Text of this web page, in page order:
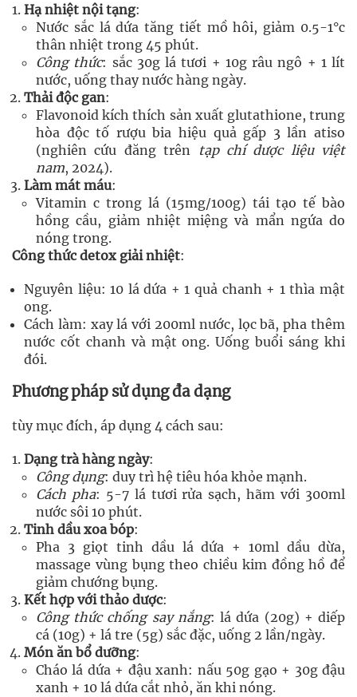
Hạ nhiệt nội tạng:
Nước sắc lá dứa tăng tiết mồ hôi, giảm 0.5-1°c
thân nhiệt trong 45 phút.
Công thức: sắc 30g lá tươi + 10g râu ngô + 1 lít
nước, uống thay nước hàng ngày.
Thải độc gan:
Flavonoid kích thích sản xuất glutathione, trung
hòa độc tố rượu bia hiệu quả gấp 3 lần atiso
(nghiên cứu đăng trên
tạp chí dược liệu việt
nam, 2024).
Làm mát máu:
Vitamin c trong lá (15mg/100g) tái tạo tế bào
hồng cầu, giảm nhiệt miệng và mẩn ngứa do
nóng trong.
Công thức detox giải nhiệt:
Nguyên liệu: 10 lá dứa + 1 quả chanh + 1 thìa mật
ong.
Cách làm: xay lá với 200ml nước, lọc bã, pha thêm
nước cốt chanh và mật ong. Uống buổi sáng khi
đói.
Phương pháp sử dụng đa dạng
tùy mục đích, áp dụng 4 cách sau:
Dạng trà hàng ngày:
Công dụng: duy trì hệ tiêu hóa khỏe mạnh.
Cách pha: 5-7 lá tươi rửa sạch, hãm với 300ml
nước sôi 10 phút.
Tinh dầu xoa bóp:
Pha 3 giọt tinh dầu lá dứa + 10ml dầu dừa,
massage vùng bụng theo chiều kim đồng hồ để
giảm chướng bụng.
Kết hợp với thảo dược:
Công thức chống say nắng: lá dứa (20g) + diếp
cá (10g) + lá tre (5g) sắc đặc, uống 2 lần/ngày.
Món ăn bổ dưỡng:
Cháo lá dứa + đậu xanh: nấu 50g gạo + 30g đậu
xanh + 10 lá dứa cắt nhỏ, ăn khi nóng.